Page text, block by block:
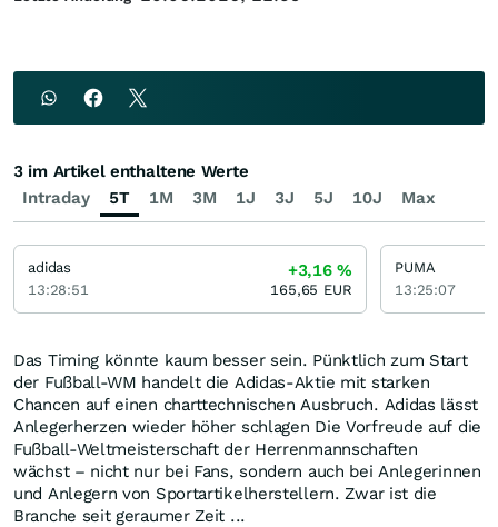
Das Timing könnte kaum besser sein. Pünktlich zum Start
der Fußball-WM handelt die Adidas-Aktie mit starken
Chancen auf einen charttechnischen Ausbruch. Adidas lässt
Anlegerherzen wieder höher schlagen Die Vorfreude auf die
Fußball-Weltmeisterschaft der Herrenmannschaften
wächst – nicht nur bei Fans, sondern auch bei Anlegerinnen
und Anlegern von Sportartikelherstellern. Zwar ist die
Branche seit geraumer Zeit ...
Intraday 5T 1M 3M 1J 3J 5J 10J Max
3 im Artikel enthaltene Werte
adidas
13:28:51
+3,16%
165,65 EUR
PUMA
13:25:07